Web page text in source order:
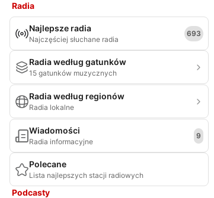
Radia
Najlepsze radia
Najczęściej słuchane radia
693
Radia według gatunków
15 gatunków muzycznych
Radia według regionów
Radia lokalne
Wiadomości
Radia informacyjne
9
Polecane
Lista najlepszych stacji radiowych
Podcasty